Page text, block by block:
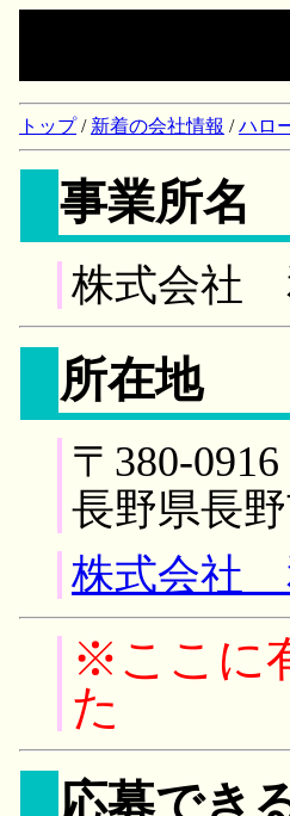
トップ/ 新着の会社情報 /ハロ
事業所名
株式会社
所在地
〒380-0916
長野県長
株式会社
※ここに
た
応募でき